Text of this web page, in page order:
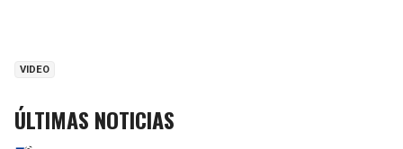
VIDEO
ÚLTIMAS NOTICIAS